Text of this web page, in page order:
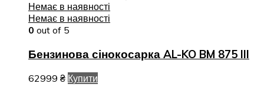
Немає в наявності
Немає в наявності
0 out of 5
Бензинова сінокосарка AL-KO BM 875 III
62999 ₴ Купити